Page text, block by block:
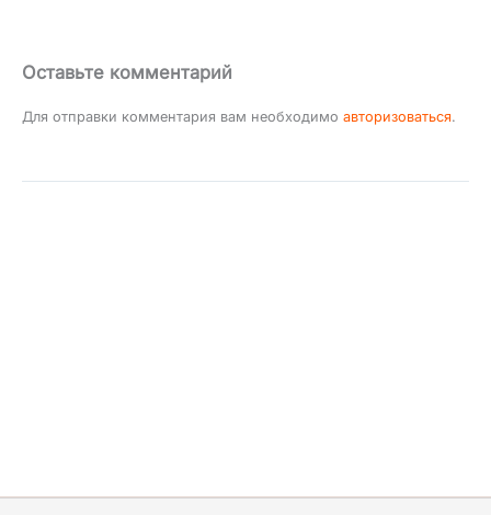
Оставьте комментарий
Для отправки комментария вам необходимо авторизоваться.